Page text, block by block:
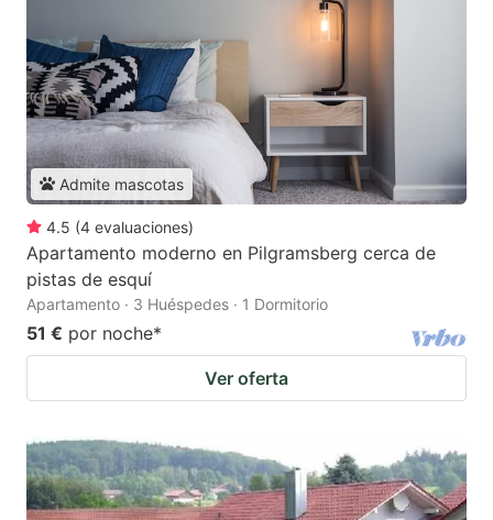
Admite mascotas
4.5 (4 evaluaciones)
Apartamento moderno en Pilgramsberg cerca de
pistas de esquí
Apartamento · 3 Huéspedes · 1 Dormitorio
51 € por noche*
Ver oferta